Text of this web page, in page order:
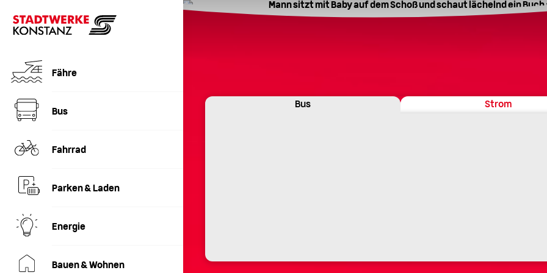
Fähre
Bus
Fahrrad
Parken & Laden
Energie
Bauen & Wohnen
Bus Strom